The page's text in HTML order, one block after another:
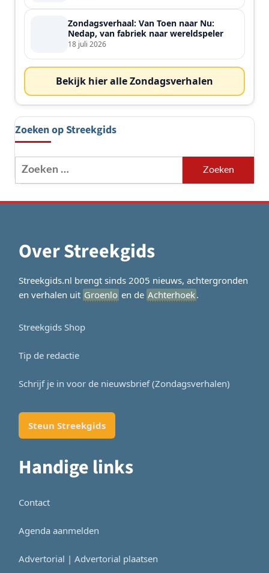
Zondagsverhaal: Van Toen naar Nu:
Nedap, van fabriek naar wereldspeler
18 juli 2026
Bekijk hier alle Zondagsverhalen
Zoeken op Streekgids
Zoeken
naar:
Over Streekgids
Streekgids.nl brengt sinds 2005 nieuws, achtergronden
en verhalen uit Groenlo en de Achterhoek.
Streekgids Shop
Tip de redactie
Schrijf je in voor de nieuwsbrief (Zondagsverhalen)
Steun Streekgids
Handige links
Contact
Agenda aanmelden
Advertorial | Advertorial plaatsen